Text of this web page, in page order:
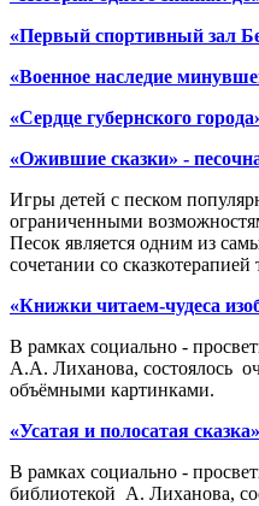
«Первый спортивный зал
«Военное наследие
«Сердце губернского
«Ожившие сказки» -
Игры детей с песком
ограниченными
Песок является одним из
сочетании со
«Книжки читаем-чудеса
В рамках социально -
А.А. Лиханова, состоялось
объёмными картинками.
«Усатая и полосатая
В рамках социально -
библиотекой А. Лиханова,